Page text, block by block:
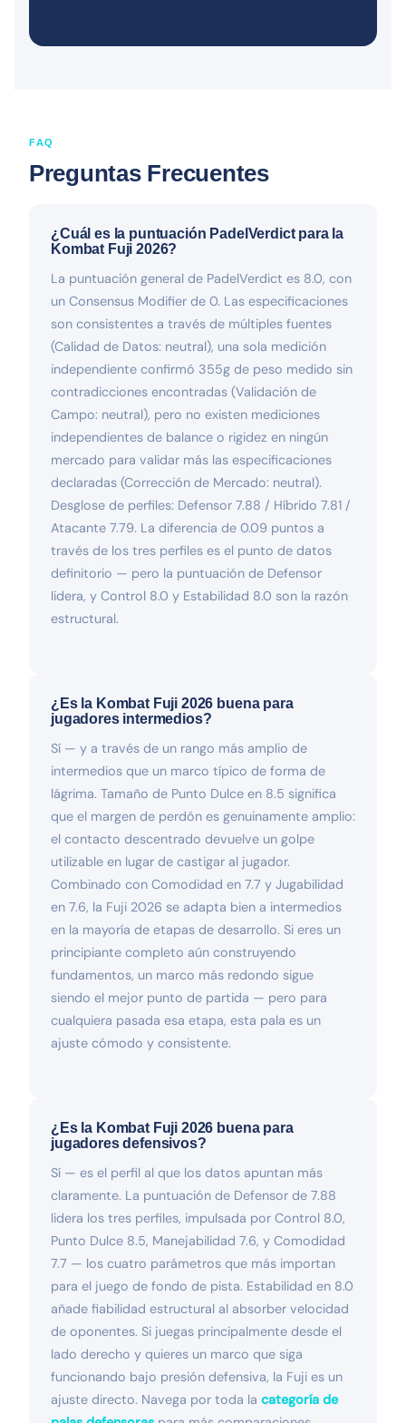
FAQ
Preguntas Frecuentes
¿Cuál es la puntuación PadelVerdict para la
Kombat Fuji 2026?
La puntuación general de PadelVerdict es 8.0, con
un Consensus Modifier de 0. Las especificaciones
son consistentes a través de múltiples fuentes
(Calidad de Datos: neutral), una sola medición
independiente confirmó 355g de peso medido sin
contradicciones encontradas (Validación de
Campo: neutral), pero no existen mediciones
independientes de balance o rigidez en ningún
mercado para validar más las especificaciones
declaradas (Corrección de Mercado: neutral).
Desglose de perfiles: Defensor 7.88 / Híbrido 7.81 /
Atacante 7.79. La diferencia de 0.09 puntos a
través de los tres perfiles es el punto de datos
definitorio — pero la puntuación de Defensor
lidera, y Control 8.0 y Estabilidad 8.0 son la razón
estructural.
¿Es la Kombat Fuji 2026 buena para
jugadores intermedios?
Sí — y a través de un rango más amplio de
intermedios que un marco típico de forma de
lágrima. Tamaño de Punto Dulce en 8.5 significa
que el margen de perdón es genuinamente amplio:
el contacto descentrado devuelve un golpe
utilizable en lugar de castigar al jugador.
Combinado con Comodidad en 7.7 y Jugabilidad
en 7.6, la Fuji 2026 se adapta bien a intermedios
en la mayoría de etapas de desarrollo. Si eres un
principiante completo aún construyendo
fundamentos, un marco más redondo sigue
siendo el mejor punto de partida — pero para
cualquiera pasada esa etapa, esta pala es un
ajuste cómodo y consistente.
¿Es la Kombat Fuji 2026 buena para
jugadores defensivos?
Sí — es el perfil al que los datos apuntan más
claramente. La puntuación de Defensor de 7.88
lidera los tres perfiles, impulsada por Control 8.0,
Punto Dulce 8.5, Manejabilidad 7.6, y Comodidad
7.7 — los cuatro parámetros que más importan
para el juego de fondo de pista. Estabilidad en 8.0
añade fiabilidad estructural al absorber velocidad
de oponentes. Si juegas principalmente desde el
lado derecho y quieres un marco que siga
funcionando bajo presión defensiva, la Fuji es un
ajuste directo. Navega por toda la categoría de